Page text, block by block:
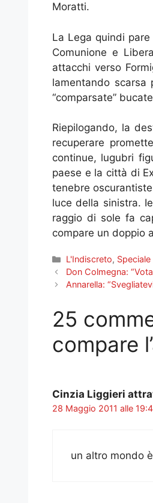
Moratti.
La Lega quindi
Comunione e
attacchi verso
lamentando
“comparsate”
Riepilogando, la
recuperare
continue, lugubri
paese e la città di
tenebre
luce della sinistra.
raggio di sole fa
compare un doppio
Categorie
L'Indiscreto,
Don Colmegna:
Annarella:
25
compare
Cinzia Liggieri
28 Maggio 2011 alle
un altro mondo